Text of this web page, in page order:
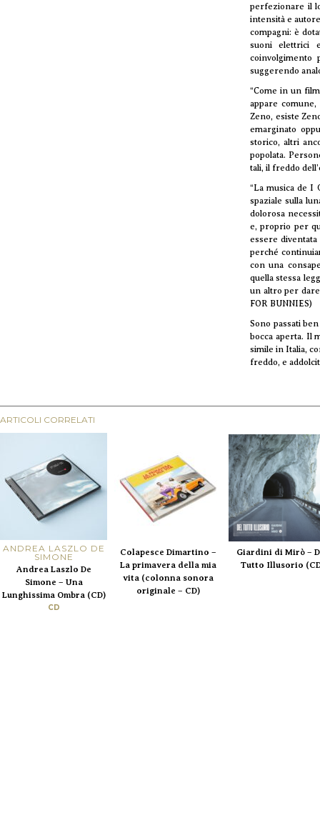
perfezionare il
intensità e
compagni: è
suoni elettrici
coinvolgimento
suggerendo
“Come in un
appare
Zeno, esiste
emarginato
storico, altri
popolata.
tali, il freddo
“La musica de I
spaziale sulla
dolorosa
e, proprio per
essere
perché
con una
quella stessa
un altro per
FOR BUNNIES)
Sono passati
bocca aperta. Il
simile in Italia,
freddo, e
ARTICOLI CORRELATI
ANDREA LASZLO DE
SIMONE
Andrea Laszlo De
Simone – Una
Lunghissima Ombra (CD)
CD
Colapesce Dimartino –
La primavera della mia
vita (colonna sonora
originale – CD)
Giardini di Mirò –
Tutto Illusorio